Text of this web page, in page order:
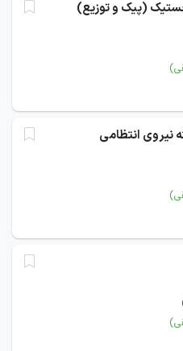
(پیک و توزیع)
نیروی انتظامی